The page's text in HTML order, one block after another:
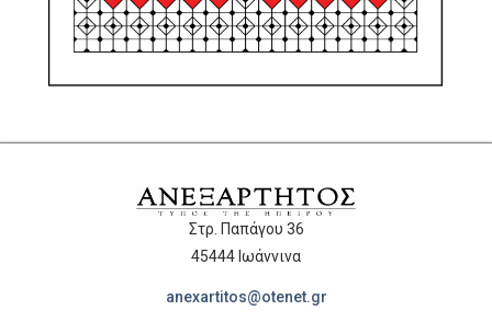
Στρ. Παπάγου 36
45444 Ιωάννινα
anexartitos@otenet.gr